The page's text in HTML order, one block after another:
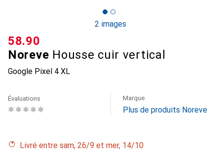
2 images
Noreve Housse cuir vertical
Google Pixel 4 XL
CHF
58.90
Évaluations Marque
Plus de produits Noreve
Livré entre sam, 26/9 et mer, 14/10